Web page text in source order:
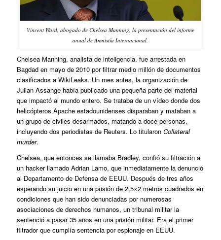
Vincent Ward, abogado de Chelsea Manning, la presentación del informe
anual de Amnistía Internacional.
Chelsea Manning, analista de inteligencia, fue arrestada en
Bagdad en mayo de 2010 por filtrar medio millón de documentos
clasificados a WikiLeaks. Un mes antes, la organización de
Julian Assange había publicado una pequeña parte del material
que impactó al mundo entero. Se trataba de un vídeo donde dos
helicópteros Apache estadounidenses disparaban y mataban a
un grupo de civiles desarmados, matando a doce personas,
incluyendo dos periodistas de Reuters. Lo titularonCollateral
murder.
Chelsea, que entonces se llamaba Bradley, confió su filtración a
un hacker llamado Adrian Lamo, que inmediatamente la denunció
al Departamento de Defensa de EEUU. Después de tres años
esperando su juicio en una prisión de 2,5×2 metros cuadrados en
condiciones que han sido denunciadas por numerosas
asociaciones de derechos humanos, un tribunal militar la
sentenció a pasar 35 años en una prisión militar. Era el primer
filtrador que cumplía sentencia por espionaje en EEUU.